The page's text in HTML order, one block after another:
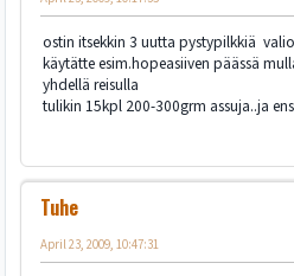
ostin itsekkin 3 uutta pystypilkkiä
käytätte esim.hopeasiiven päässä
yhdellä reisulla
tulikin 15kpl 200-300grm assuja..ja
Tuhe
April 23, 2009, 10:47:31